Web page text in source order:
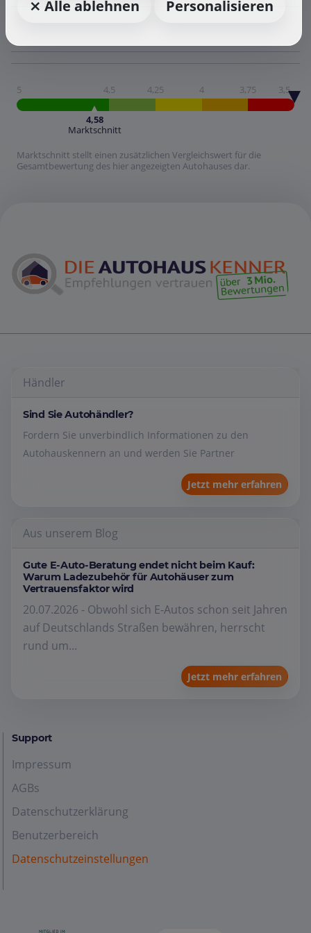
5 4,5 4,25 4 3,75 3,5
4,58
Marktschnitt
Marktschnitt stellt einen zusätzlichen Vergleichswert für die
Gesamtbewertung des hier angezeigten Autohauses dar.
Händler
Sind Sie Autohändler?
Fordern Sie unverbindlich Informationen zu den
Autohauskennern an und werden Sie Partner
Jetzt mehr erfahren
Aus unserem Blog
Gute E-Auto-Beratung endet nicht beim Kauf:
Warum Ladezubehör für Autohäuser zum
Vertrauensfaktor wird
20.07.2026 - Obwohl sich E-Autos schon seit Jahren
auf Deutschlands Straßen bewähren, herrscht
rund um...
Jetzt mehr erfahren
Support
Impressum
AGBs
Datenschutzerklärung
Benutzerbereich
Datenschutzeinstellungen
⨯ Alle ablehnen
Personalisieren